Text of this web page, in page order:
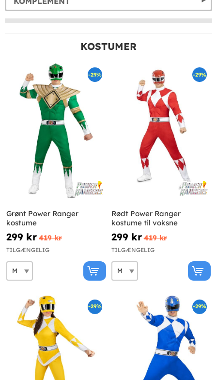
KOSTUMER
-29%
Grønt Power Ranger
kostume
299 kr 419 kr
TILGÆNGELIG
-29%
Rødt Power Ranger
kostume til voksne
299 kr 419 kr
TILGÆNGELIG
-29% -29%